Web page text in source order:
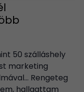
50 szálláshely
marketing
Rengeteg
hallgattam